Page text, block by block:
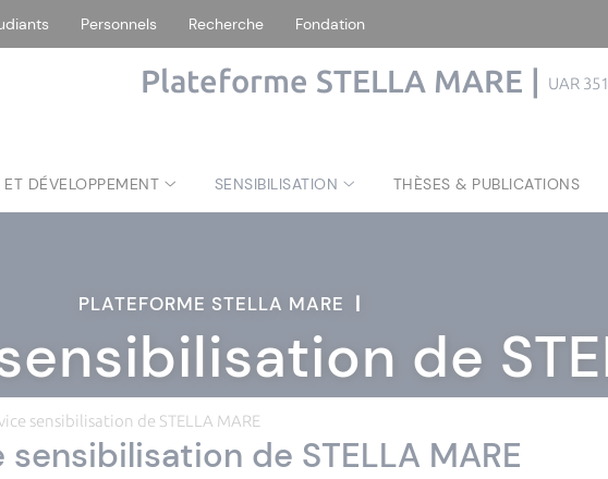
Personnels Recherche Fondation
Plateforme STELLA MARE | UAR
ET DÉVELOPPEMENT SENSIBILISATION THÈSES & PUBLICATIONS
PLATEFORME STELLA MARE |
de
sensibilisation de STELLA MARE
sensibilisation de STELLA MARE